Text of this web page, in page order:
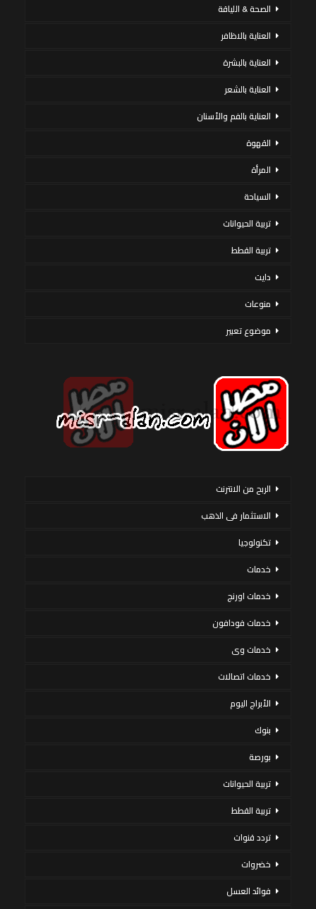
الصحة & اللياقة
العناية بالاظافر
العناية بالبشرة
العناية بالشعر
العناية بالفم والأسنان
القهوة
المرأة
السياحة
تربية الحيوانات
تربية القطط
دايت
منوعات
موضوع تعبير
الربح من الانترنت
الاستثمار فى الذهب
تكنولوجيا
خدمات
خدمات اورنج
خدمات فودافون
خدمات وى
خدمات اتصالات
الأبراج اليوم
بنوك
بورصة
تربية الحيوانات
تربية القطط
تردد قنوات
خضروات
فوائد العسل